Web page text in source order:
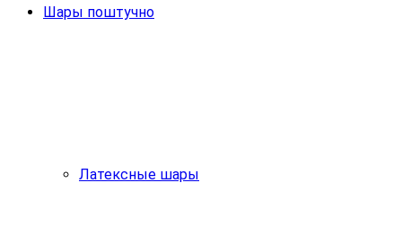
Шары поштучно
Латексные шары